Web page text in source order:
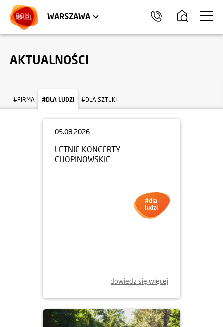
WARSZAWA
HEL
AKTUALNOŚCI
#FIRMA #DLA LUDZI #DLA SZTUKI
dowiedz się więcej